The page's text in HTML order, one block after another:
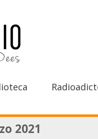
2021